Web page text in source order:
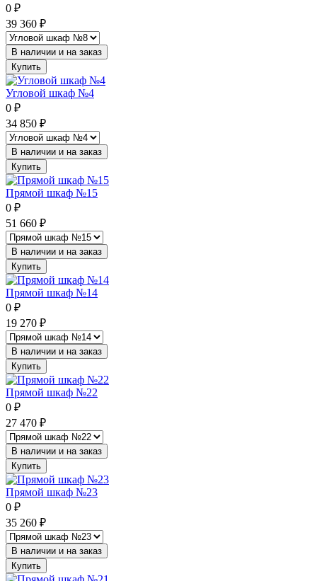
0 ₽
39 360 ₽
В наличии и на заказ
Купить
Угловой шкаф №4
0 ₽
34 850 ₽
В наличии и на заказ
Купить
Прямой шкаф №15
0 ₽
51 660 ₽
В наличии и на заказ
Купить
Прямой шкаф №14
0 ₽
19 270 ₽
В наличии и на заказ
Купить
Прямой шкаф №22
0 ₽
27 470 ₽
В наличии и на заказ
Купить
Прямой шкаф №23
0 ₽
35 260 ₽
В наличии и на заказ
Купить